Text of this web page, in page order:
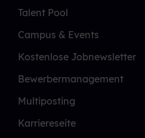
Talent Pool
Campus & Events
Kostenlose Jobnewsletter
Bewerbermanagement
Multiposting
Karriereseite